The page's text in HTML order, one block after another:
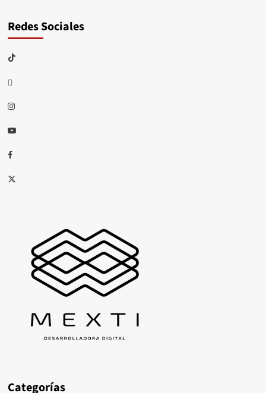
Redes Sociales
TikTok
threads
Instagram
Youtube
Facebook
X
Categorías